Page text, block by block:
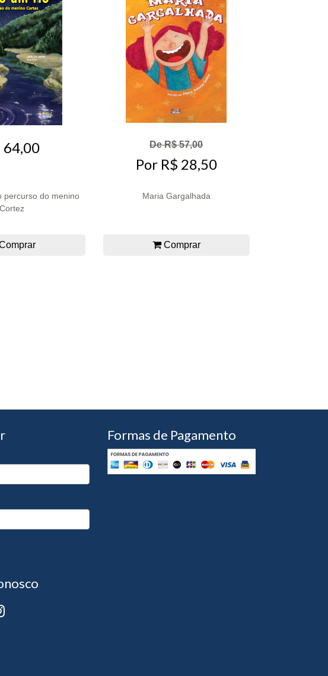
64,00
percurso do menino
Cortez
De R$ 57,00
Por R$ 28,50
Maria Gargalhada
Comprar
Formas de Pagamento